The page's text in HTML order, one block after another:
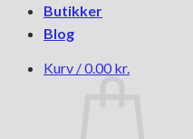
Butikker
Blog
Kurv /0.00 kr.